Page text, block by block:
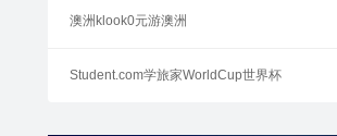
澳洲klook0元游澳洲
Student.com学旅家WorldCup世界杯